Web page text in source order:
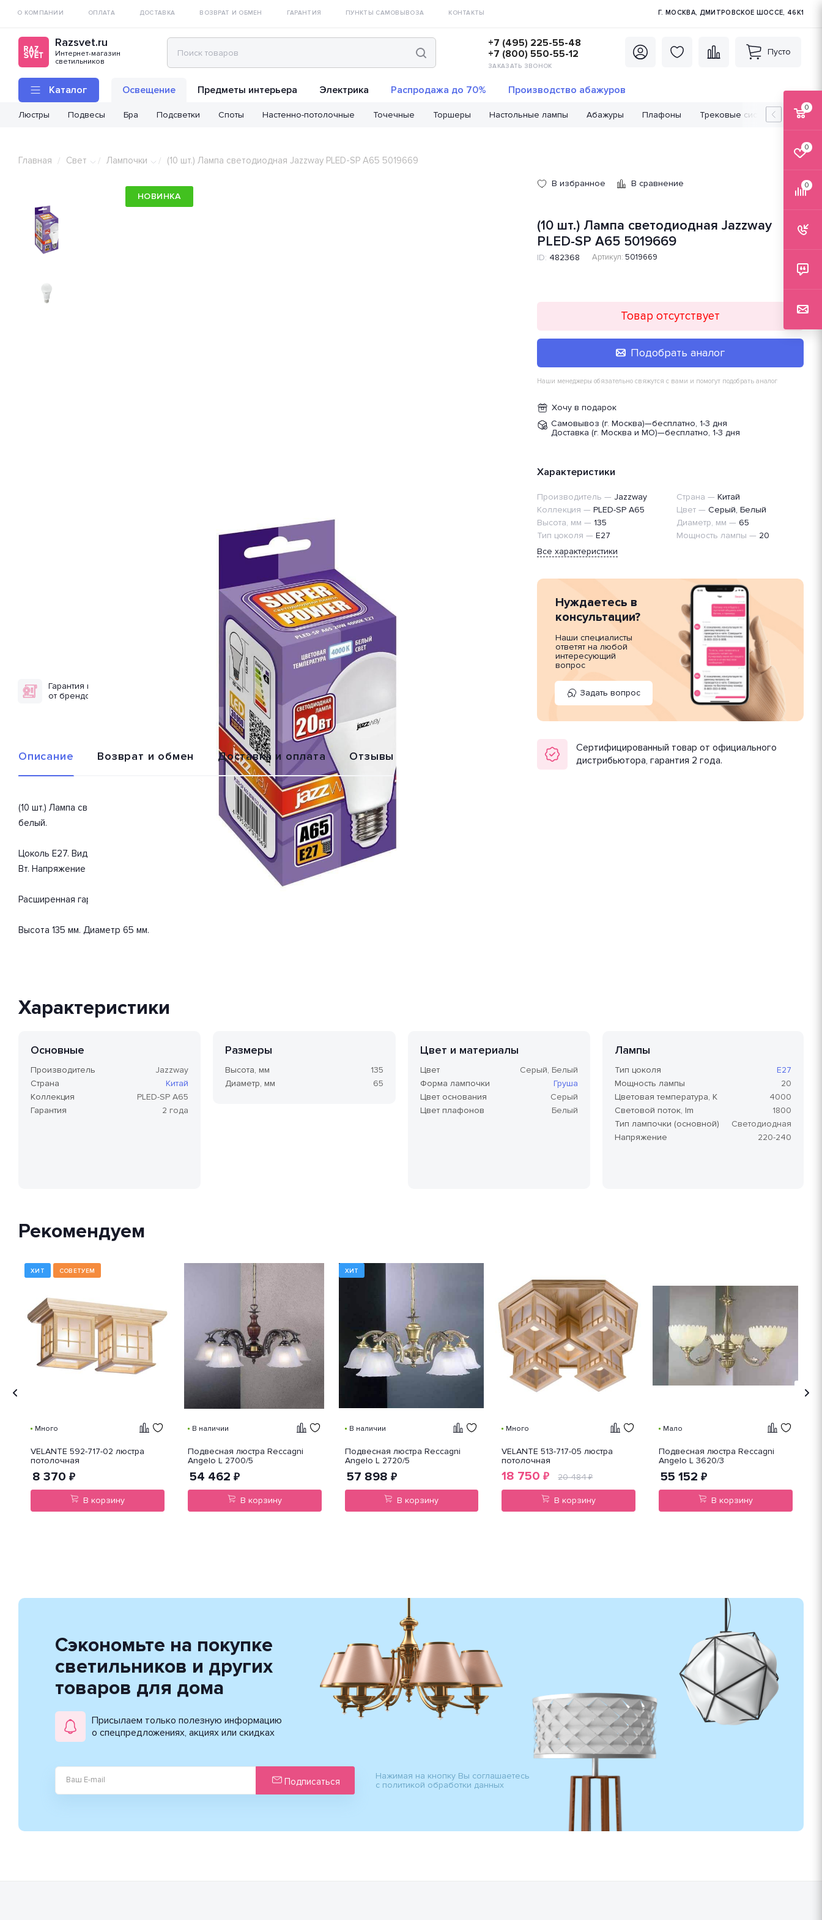
О КОМПАНИИ ОПЛАТА ДОСТАВКА ВОЗВРАТ И ОБМЕН ГАРАНТИЯ ПУНКТЫ САМОВЫВОЗА КОНТАКТЫ Г. МОСКВА, ДМИТРОВСКОЕ ШОССЕ, 46К1
Razsvet.ru
Интернет-магазин
светильников
+7 (495) 225-55-48
+7 (800) 550-55-12
ЗАКАЗАТЬ ЗВОНОК
Пусто
Каталог Освещение
Люстры Подвесы Бра Подсветки Споты Настенно-потолочные Точечные Торшеры Настольные лампы Абажуры Плафоны Трековые системы
Предметы интерьера Электрика Распродажа до 70% Производство абажуров
Главная / Свет / Лампочки / (10 шт.) Лампа светодиодная Jazzway PLED-SP A65 5019669
НОВИНКА
Гарантия качества
от брендов
всей России
Обмен или
возврат
Описание Возврат и обмен Доставка и оплата Отзывы
(10 шт.) Лампа светодиодная 5019669 из серии «PLED-SP A65» от производителя Jazzway (Китай). Цвет товара серый,
белый.
Цоколь E27. Вид ламп: светодиодная. Изделие выполнено в форме «груша». Мощность одной лампы составляет 20
Вт. Напряжение 220-240 Вольт. Поток света 1800 Люмен.
Расширенная гарантия на товар 2 года.
Высота 135 мм. Диаметр 65 мм.
В избранное В сравнение
(10 шт.) Лампа светодиодная Jazzway
PLED-SP A65 5019669
ID: 482368 Артикул: 5019669
Товар отсутствует
Подобрать аналог
Наши менеджеры обязательно свяжутся с вами и помогут подобрать аналог
Хочу в подарок
Самовывоз (г. Москва)—бесплатно, 1-3 дня
Доставка (г. Москва и МО)—бесплатно, 1-3 дня
Характеристики
Производитель — Jazzway Страна — Китай
Коллекция — PLED-SP A65 Цвет — Серый, Белый
Высота, мм — 135 Диаметр, мм — 65
Тип цоколя — E27 Мощность лампы — 20
Все характеристики
Нуждаетесь в
консультации?
Наши специалисты
ответят на любой
интересующий
вопрос
Задать вопрос
Сертифицированный товар от официального
дистрибьютора, гарантия 2 года.
Характеристики
Основные
Производитель
Jazzway
Страна
Китай
Коллекция
PLED-SP A65
Гарантия
2 года
Размеры
Высота, мм
135
Диаметр, мм
65
Цвет и материалы
Цвет
Серый, Белый
Форма лампочки
Груша
Цвет основания
Серый
Цвет плафонов
Белый
Лампы
Тип цоколя
E27
Мощность лампы
20
Цветовая температура, K
4000
Световой поток, lm
1800
Тип лампочки (основной)
Светодиодная
Напряжение
220-240
Рекомендуем
ХИТ СОВЕТУЕМ
Много
VELANTE 592-717-02 люстра
потолочная
8 370 ₽
В корзину
В наличии
Подвесная люстра Reccagni
Angelo L 2700/5
54 462 ₽
В корзину
ХИТ
В наличии
Подвесная люстра Reccagni
Angelo L 2720/5
57 898 ₽
В корзину
Много
VELANTE 513-717-05 люстра
потолочная
18 750 ₽ 20 484₽
В корзину
Мало
Подвесная люстра Reccagni
Angelo L 3620/3
55 152 ₽
В корзину
Сэкономьте на покупке
светильников и других
товаров для дома
Присылаем только полезную информацию
о спецпредложениях, акциях или скидках
Подписаться
Нажимая на кнопку Вы соглашаетесь
с политикой обработки данных
0
0
0